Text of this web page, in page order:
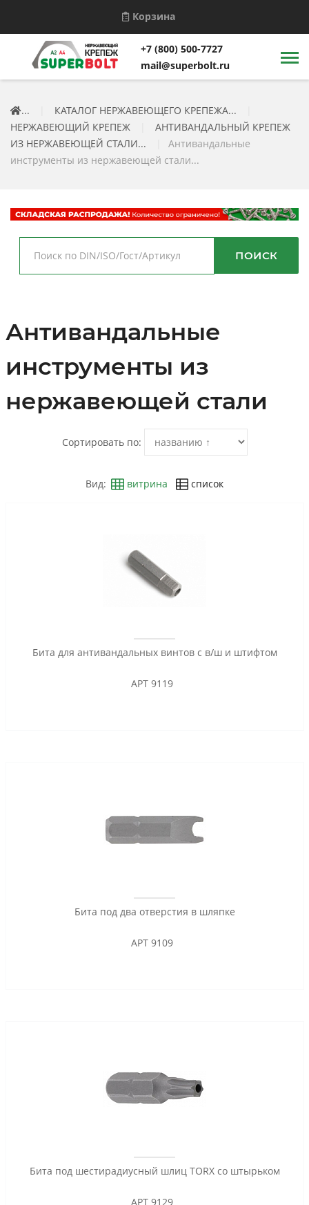
Корзина
+7 (800) 500-7727
mail@superbolt.ru
... КАТАЛОГ НЕРЖАВЕЮЩЕГО КРЕПЕЖА...
НЕРЖАВЕЮЩИЙ КРЕПЕЖ
АНТИВАНДАЛЬНЫЙ КРЕПЕЖ
ИЗ НЕРЖАВЕЮЩЕЙ СТАЛИ...
Антивандальные
инструменты из нержавеющей стали...
ПОИСК
Антивандальные
инструменты из
нержавеющей стали
Сортировать по:
Вид: витрина список
Бита для антивандальных винтов с в/ш и штифтом
АРТ 9119
Бита под два отверстия в шляпке
АРТ 9109
Бита под шестирадиусный шлиц TORX со штырьком
АРТ 9129